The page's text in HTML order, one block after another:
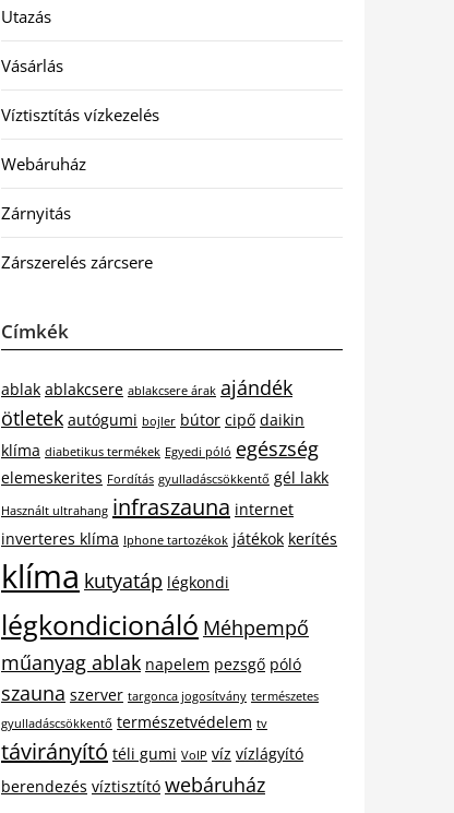
Utazás
Vásárlás
Víztisztítás vízkezelés
Webáruház
Zárnyitás
Zárszerelés zárcsere
Címkék
ablak ablakcsere ablakcsere árak ajándék
ötletek autógumi bojler bútor cipő daikin
klíma diabetikus termékek Egyedi póló egészség
elemeskerites Fordítás gyulladáscsökkentő gél lakk
Használt ultrahang infraszauna internet
inverteres klíma Iphone tartozékok játékok kerítés
klíma kutyatáp légkondi
légkondicionáló Méhpempő
műanyag ablak napelem pezsgő póló
szauna szerver targonca jogosítvány természetes
gyulladáscsökkentő természetvédelem tv
távirányító téli gumi VoIP víz vízlágyító
berendezés víztisztító webáruház